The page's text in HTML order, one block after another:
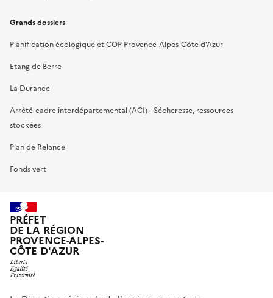
Grands dossiers
Planification écologique et COP Provence-Alpes-Côte d’Azur
Etang de Berre
La Durance
Arrêté-cadre interdépartemental (ACI) - Sécheresse, ressources
stockées
Plan de Relance
Fonds vert
PRÉFET
DE LA RÉGION
PROVENCE-ALPES-
CÔTE D'AZUR